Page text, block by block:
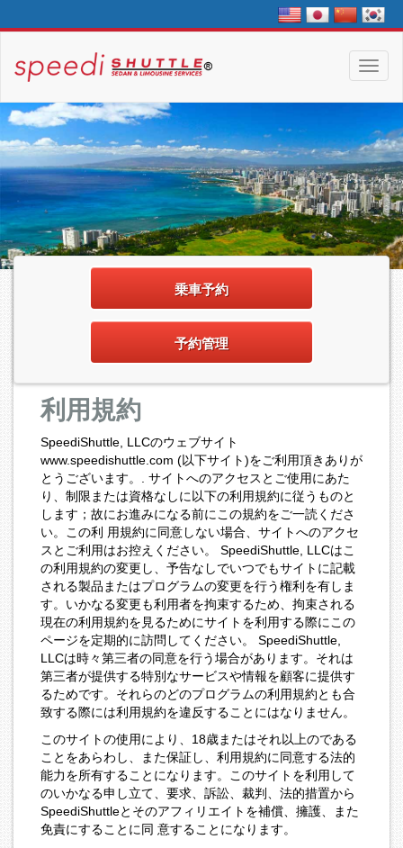
乗車予約
予約管理
利用規約
SpeediShuttle, LLCのウェブサイト
www.speedishuttle.com (以下サイト)をご利用頂きありが
とうございます。. サイトへのアクセスとご使用にあた
り、制限または資格なしに以下の利用規約に従うものと
します；故にお進みになる前にこの規約をご一読くださ
い。この利 用規約に同意しない場合、サイトへのアクセ
スとご利用はお控えください。 SpeediShuttle, LLCはこ
の利用規約の変更し、予告なしでいつでもサイトに記載
される製品またはプログラムの変更を行う権利を有しま
す。いかなる変更も利用者を拘束するため、拘束される
現在の利用規約を見るためにサイトを利用する際にこの
ページを定期的に訪問してください。 SpeediShuttle,
LLCは時々第三者の同意を行う場合があります。それは
第三者が提供する特別なサービスや情報を顧客に提供す
るためです。それらのどのプログラムの利用規約とも合
致する際には利用規約を違反することにはなりません。
このサイトの使用により、18歳またはそれ以上のである
ことをあらわし、また保証し、利用規約に同意する法的
能力を所有することになります。このサイトを利用して
のいかなる申し立て、要求、訴訟、裁判、法的措置から
SpeediShuttleとそのアフィリエイトを補償、擁護、また
免責にすることに同 意することになります。